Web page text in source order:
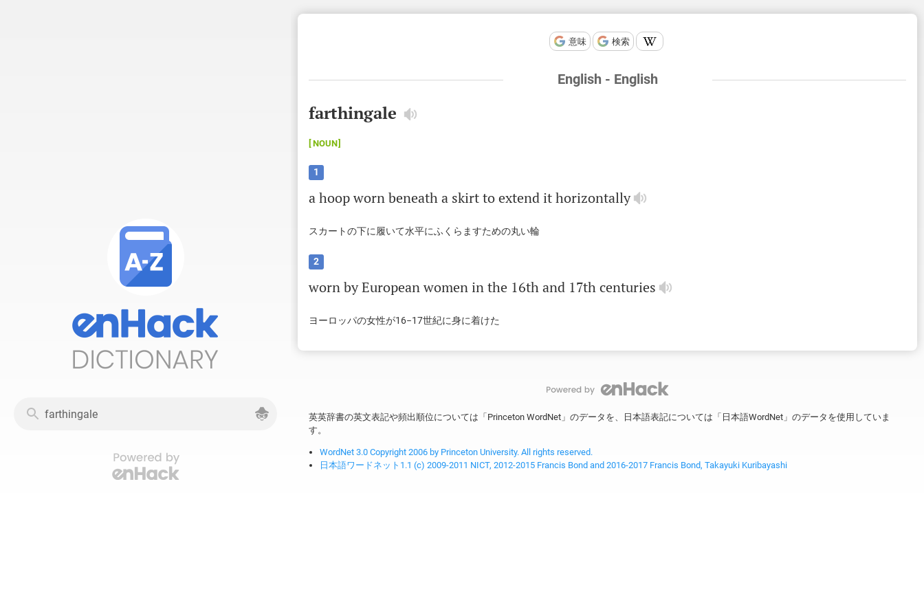
意味 検索
English - English
farthingale
NOUN
1
ahoopwornbeneatha skirttoextend ithorizontally
スカートの下に履いて水平にふくらますための丸い輪
2
wornbyEuropeanwomen inthe 16thand 17thcenturies
ヨーロッパの女性が16−17世紀に身に着けた
英英辞書の英文表記や頻出順位については「Princeton WordNet」のデータを、日本語表記については「日本語WordNet」のデータを使用していま
す。
WordNet 3.0 Copyright 2006 by Princeton University. All rights reserved.
日本語ワードネット1.1 (c) 2009-2011 NICT, 2012-2015 Francis Bond and 2016-2017 Francis Bond, Takayuki Kuribayashi